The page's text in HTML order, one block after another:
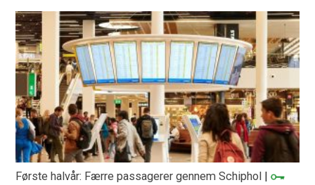
Første halvår: Færre passagerer gennem Schiphol |